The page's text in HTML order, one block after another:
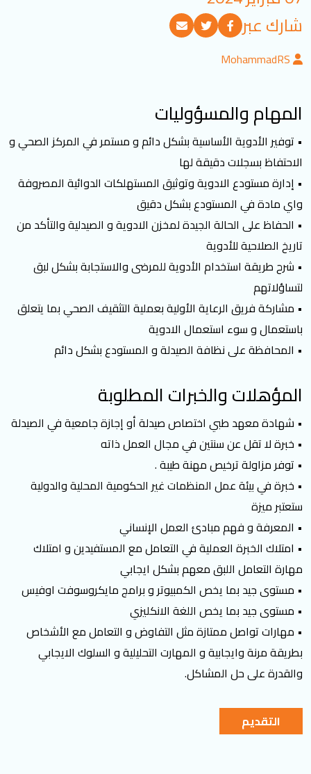
تسجيل الدخول
العربية
تابعنا
شارك عبر
MohammadRS
المهام والمسؤوليات
• توفير الأدوية الأساسية بشكل دائم و مستمر في المركز الصحي و
الاحتفاظ بسجلات دقيقة لها
• إدارة مستودع الادوية وتوثيق المستهلكات الدوائية المصروفة
واي مادة في المستودع بشكل دقيق
• الحفاظ على الحالة الجيدة لمخزن الادوية و الصيدلية والتأكد من
تاريخ الصلاحية للأدوية
• شرح طريقة استخدام الأدوية للمرضى والاستجابة بشكل لبق
لتساؤلاتهم
• مشاركة فريق الرعاية الأولية بعملية التثقيف الصحي بما يتعلق
باستعمال و سوء استعمال الادوية
• المحافظة على نظافة الصيدلة و المستودع بشكل دائم
المؤهلات والخبرات المطلوبة
• شهادة معهد طبي اختصاص صيدلة أو إجازة جامعية في الصيدلة
• خبرة لا تقل عن سنتين في مجال العمل ذاته
• توفر مزاولة ترخيص مهنة طيبة .
• خبرة في ﺑﻴﺌﺔ ﻋﻤﻞ اﻟﻤﻨﻈﻤﺎت ﻏﻴﺮ اﻟﺤﻜﻮﻣﻴﺔ المحلية والدولية
ستعتبر ميزة
• المعرفة و فهم مبادئ العمل الإنساني
• امتلاك الخبرة العملية في التعامل مع المستفيدين و امتلاك
مهارة التعامل اللبق معهم بشكل ايجابي
• مستوى جيد بما يخص الكمبيوتر و برامج مايكروسوفت اوفيس
• مستوى جيد بما يخص اللغة الانكليزي
• مهارات تواصل ممتازة مثل التفاوض و التعامل مع الأشخاص
بطريقة مرنة وايجابية و المهارت التحليلية و السلوك الايجابي
والقدرة على حل المشاكل.
التقديم